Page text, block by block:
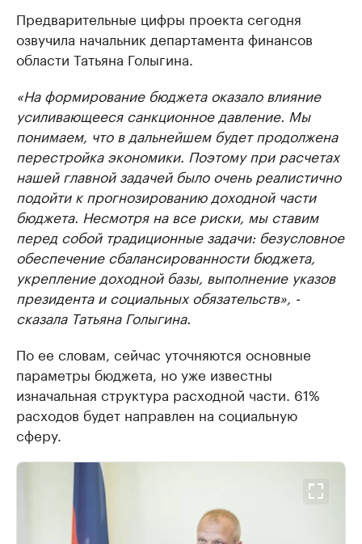
Предварительные цифры проекта сегодня
озвучила начальник департамента финансов
области Татьяна Голыгина.
«На формирование бюджета оказало влияние
усиливающееся санкционное давление. Мы
понимаем, что в дальнейшем будет продолжена
перестройка экономики. Поэтому при расчетах
нашей главной задачей было очень реалистично
подойти к прогнозированию доходной части
бюджета. Несмотря на все риски, мы ставим
перед собой традиционные задачи: безусловное
обеспечение сбалансированности бюджета,
укрепление доходной базы, выполнение указов
президента и социальных обязательств», -
сказала Татьяна Голыгина.
По ее словам, сейчас уточняются основные
параметры бюджета, но уже известны
изначальная структура расходной части. 61%
расходов будет направлен на социальную
сферу.